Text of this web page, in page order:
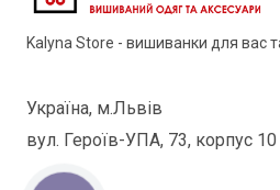
Kalyna Store - вишиванки для вас
Україна, м.Львів
вул. Героїв-УПА, 73, корпус